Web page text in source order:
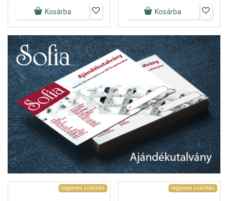
Kosárba Kosárba
Ingyenes szállítás Ingyenes szállítás